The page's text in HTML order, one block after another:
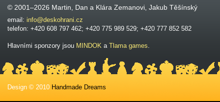
© 2001–2026 Martin, Dan a Klára Zemanovi, Jakub Těšínský
email: info@deskohrani.cz
telefon: +420 608 797 462; +420 775 989 529; +420 777 852 582
Hlavními sponzory jsou MINDOK a Tlama games.
Design © 2010 Handmade Dreams